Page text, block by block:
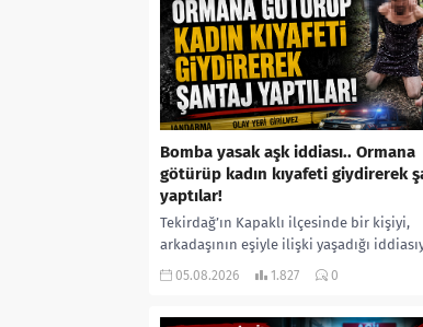
Bomba yasak aşk iddiası.. Ormana
götürüp kadın kıyafeti giydirerek
yaptılar!
Tekirdağ’ın Kapaklı ilçesinde bir kişiyi,
arkadaşının eşiyle ilişki yaşadığı
ormanlık alana götürerek zorla kadın
05.08.2026 1.827 0